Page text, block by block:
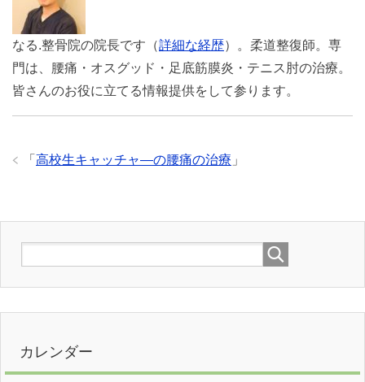
なる.整骨院の院長です（詳細な経歴）。柔道整復師。専
門は、腰痛・オスグッド・足底筋膜炎・テニス肘の治療。
皆さんのお役に立てる情報提供をして参ります。
「 高校生キャッチャ―の腰痛の治療 」
カレンダー